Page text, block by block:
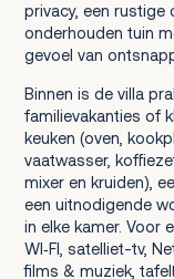
privacy, een rustige
onderhouden tuin
gevoel van
Binnen is de villa
familievakanties of
keuken (oven,
vaatwasser,
mixer en kruiden),
een uitnodigende
in elke kamer. Voor
WI‑FI, satelliet-tv,
films & muziek,